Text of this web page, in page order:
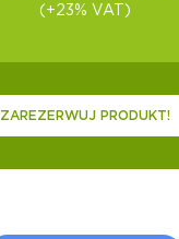
(+23% VAT)
ZAREZERWUJ PRODUKT!